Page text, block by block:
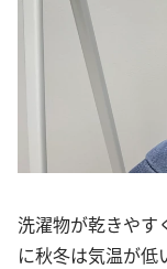
洗濯物が乾きやす
に秋冬は気温が低